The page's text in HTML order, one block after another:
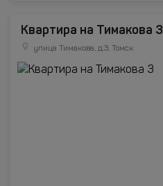
Квартира на Тимакова 3
улица Тимакова, д.3, Томск